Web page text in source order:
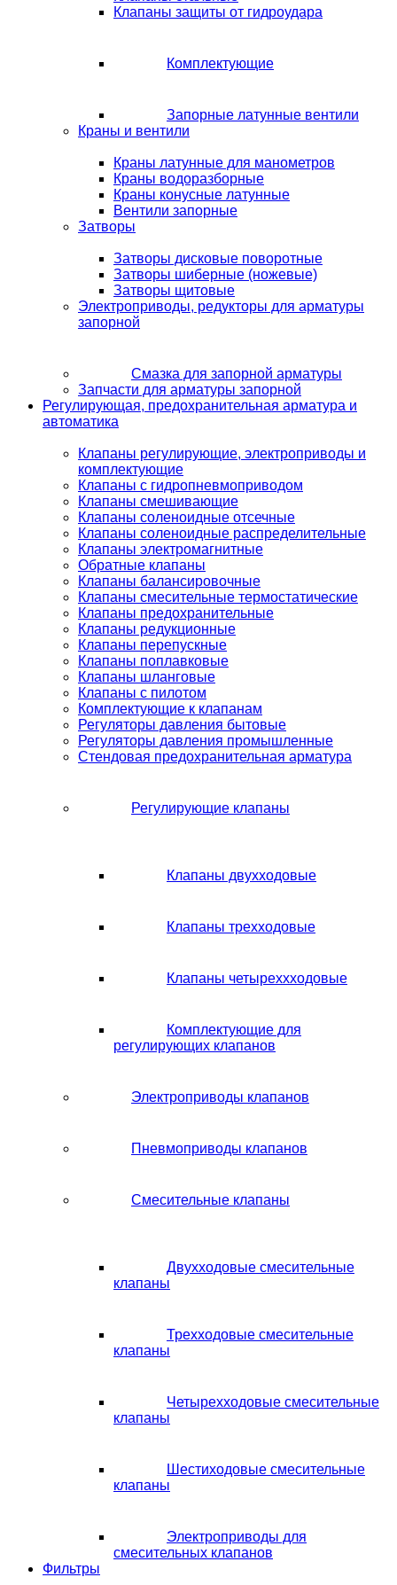
Клапаны защиты от гидроудара
Комплектующие
Запорные латунные вентили
Краны и вентили
Краны латунные для манометров
Краны водоразборные
Краны конусные латунные
Вентили запорные
Затворы
Затворы дисковые поворотные
Затворы шиберные (ножевые)
Затворы щитовые
Электроприводы, редукторы для арматуры
запорной
Смазка для запорной арматуры
Запчасти для арматуры запорной
Регулирующая, предохранительная арматура и
автоматика
Клапаны регулирующие, электроприводы и
комплектующие
Клапаны с гидропневмоприводом
Клапаны смешивающие
Клапаны соленоидные отсечные
Клапаны соленоидные распределительные
Клапаны электромагнитные
Обратные клапаны
Клапаны балансировочные
Клапаны смесительные термостатические
Клапаны предохранительные
Клапаны редукционные
Клапаны перепускные
Клапаны поплавковые
Клапаны шланговые
Клапаны с пилотом
Комплектующие к клапанам
Регуляторы давления бытовые
Регуляторы давления промышленные
Стендовая предохранительная арматура
Регулирующие клапаны
Клапаны двухходовые
Клапаны трехходовые
Клапаны четыреххходовые
Комплектующие для
регулирующих клапанов
Электроприводы клапанов
Пневмоприводы клапанов
Смесительные клапаны
Двухходовые смесительные
клапаны
Трехходовые смесительные
клапаны
Четырехходовые смесительные
клапаны
Шестиходовые смесительные
клапаны
Электроприводы для
смесительных клапанов
Фильтры